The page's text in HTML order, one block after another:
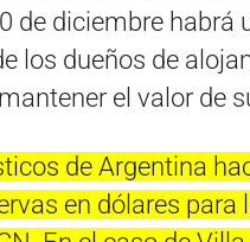
de diciembre habrá
los dueños de
el valor de
de Argentina
en dólares para